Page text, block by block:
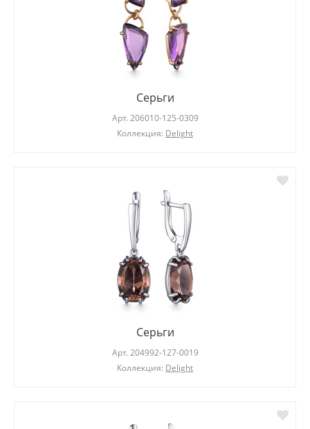
Серьги
Арт. 206010-125-0309
Коллекция: Delight
Серьги
Арт. 204992-127-0019
Коллекция: Delight